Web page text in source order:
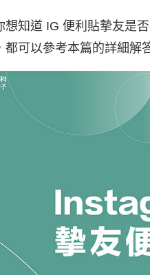
想知道 IG 便利貼摯友是
都可以參考本篇的詳細解